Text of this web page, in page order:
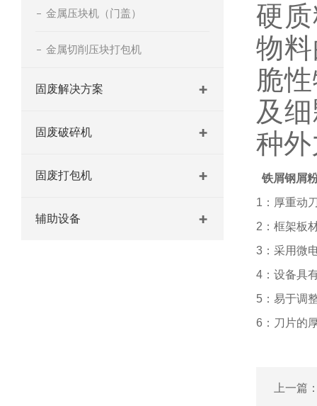
金属压块机（门盖）
金属切削压块打包机
固废解决方案
固废破碎机
固废打包机
辅助设备
硬
物
脆
及
种
铁屑钢屑
1：厚重动
2：框架板
3：采用微
4：设备具
5：易于调
6：刀片的
上一篇